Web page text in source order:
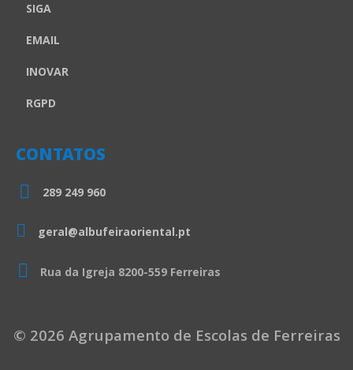
SIGA
EMAIL
INOVAR
RGPD
CONTATOS
289 249 960
geral@albufeiraoriental.pt
Rua da Igreja 8200-559 Ferreiras
© 2026 Agrupamento de Escolas de Ferreiras